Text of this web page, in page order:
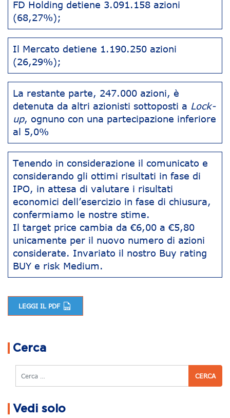
FD Holding detiene 3.091.158 azioni
(68,27%);
Il Mercato detiene 1.190.250 azioni
(26,29%);
La restante parte, 247.000 azioni, è
detenuta da altri azionisti sottoposti a Lock-
up, ognuno con una partecipazione inferiore
al 5,0%
Tenendo in considerazione il comunicato e
considerando gli ottimi risultati in fase di
IPO, in attesa di valutare i risultati
economici dell’esercizio in fase di chiusura,
confermiamo le nostre stime.
Il target price cambia da €6,00 a €5,80
unicamente per il nuovo numero di azioni
considerate. Invariato il nostro Buy rating
BUY e risk Medium.
LEGGI IL PDF
Cerca
Cerca
Vedi solo